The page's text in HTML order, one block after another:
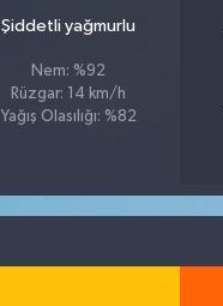
Şiddetli yağmurlu
Nem: %92
Rüzgar: 14 km/h
Yağış Olasılığı: %82